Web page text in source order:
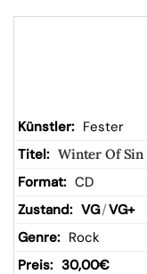
Fester
Winter Of Sin
CD
VG/VG+
Rock
30,00€